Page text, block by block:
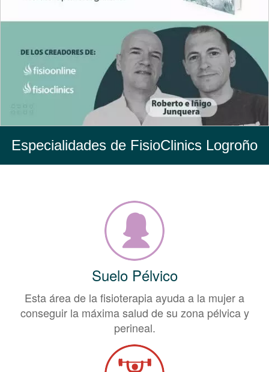
Especialidades de FisioClinics Logroño
Suelo Pélvico
Esta área de la fisioterapia ayuda a la mujer a
conseguir la máxima salud de su zona pélvica y
perineal.